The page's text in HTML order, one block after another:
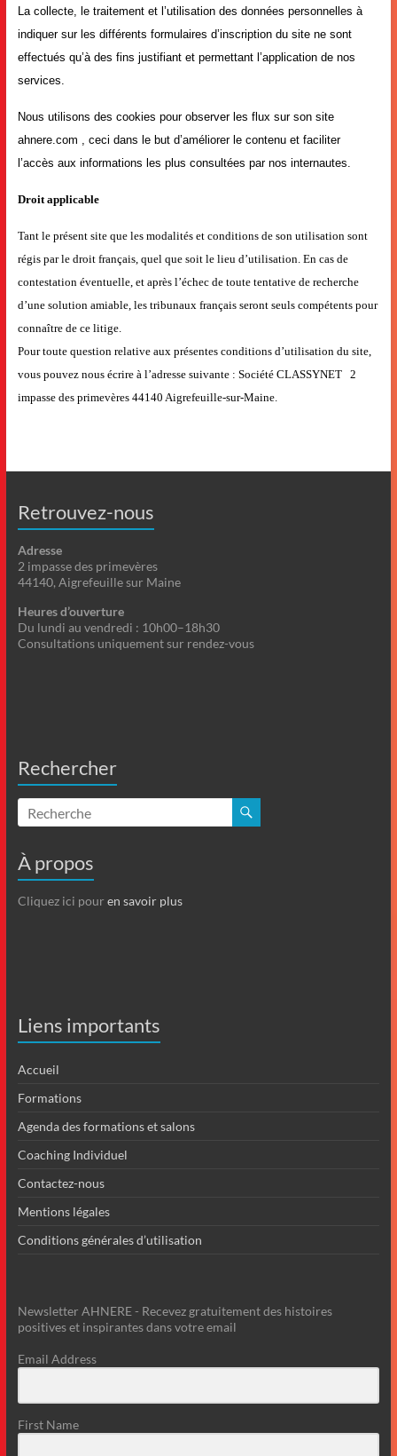
La collecte, le traitement et l’utilisation des données personnelles à
indiquer sur les différents formulaires d’inscription du site ne sont
effectués qu’à des fins justifiant et permettant l’application de nos
services.
Nous utilisons des cookies pour observer les flux sur son site
ahnere.com , ceci dans le but d’améliorer le contenu et faciliter
l’accès aux informations les plus consultées par nos internautes.
Droit applicable
Tant le présent site que les modalités et conditions de son utilisation sont
régis par le droit français, quel que soit le lieu d’utilisation. En cas de
contestation éventuelle, et après l’échec de toute tentative de recherche
d’une solution amiable, les tribunaux français seront seuls compétents pour
connaître de ce litige.
Pour toute question relative aux présentes conditions d’utilisation du site,
vous pouvez nous écrire à l’adresse suivante : Société CLASSYNET 2
impasse des primevères 44140 Aigrefeuille-sur-Maine.
Retrouvez-nous
Adresse
2 impasse des primevères
44140, Aigrefeuille sur Maine
Heures d’ouverture
Du lundi au vendredi : 10h00–18h30
Consultations uniquement sur rendez-vous
Rechercher
À propos
Cliquez ici pour en savoir plus
Liens importants
Accueil
Formations
Agenda des formations et salons
Coaching Individuel
Contactez-nous
Mentions légales
Conditions générales d’utilisation
Newsletter AHNERE - Recevez gratuitement des histoires
positives et inspirantes dans votre email
Email Address
First Name